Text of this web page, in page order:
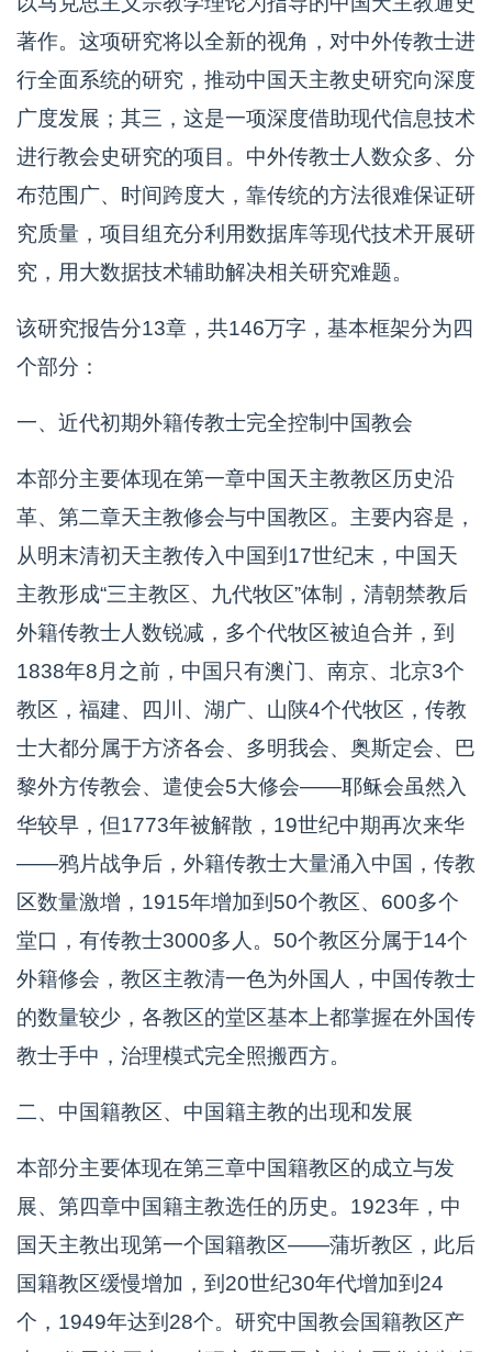
著作。这项研究将以全新的视角，对中外传教士进
行全面系统的研究，推动中国天主教史研究向深度
广度发展；其三，这是一项深度借助现代信息技术
进行教会史研究的项目。中外传教士人数众多、分
布范围广、时间跨度大，靠传统的方法很难保证研
究质量，项目组充分利用数据库等现代技术开展研
究，用大数据技术辅助解决相关研究难题。
该研究报告分13章，共146万字，基本框架分为四
个部分：
一、近代初期外籍传教士完全控制中国教会
本部分主要体现在第一章中国天主教教区历史沿
革、第二章天主教修会与中国教区。主要内容是，
从明末清初天主教传入中国到17世纪末，中国天
主教形成“三主教区、九代牧区”体制，清朝禁教后
外籍传教士人数锐减，多个代牧区被迫合并，到
1838年8月之前，中国只有澳门、南京、北京3个
教区，福建、四川、湖广、山陕4个代牧区，传教
士大都分属于方济各会、多明我会、奥斯定会、巴
黎外方传教会、遣使会5大修会——耶稣会虽然入
华较早，但1773年被解散，19世纪中期再次来华
——鸦片战争后，外籍传教士大量涌入中国，传教
区数量激增，1915年增加到50个教区、600多个
堂口，有传教士3000多人。50个教区分属于14个
外籍修会，教区主教清一色为外国人，中国传教士
的数量较少，各教区的堂区基本上都掌握在外国传
教士手中，治理模式完全照搬西方。
二、中国籍教区、中国籍主教的出现和发展
本部分主要体现在第三章中国籍教区的成立与发
展、第四章中国籍主教选任的历史。1923年，中
国天主教出现第一个国籍教区——蒲圻教区，此后
国籍教区缓慢增加，到20世纪30年代增加到24
个，1949年达到28个。研究中国教会国籍教区产